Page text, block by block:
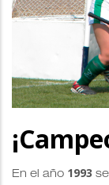
En el año 1993